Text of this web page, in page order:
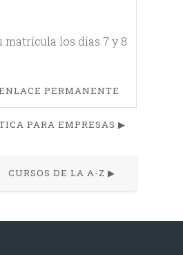
los días 7 y 8
PERMANENTE
PARA EMPRESAS ▶︎
CURSOS DE LA A-Z ▶︎